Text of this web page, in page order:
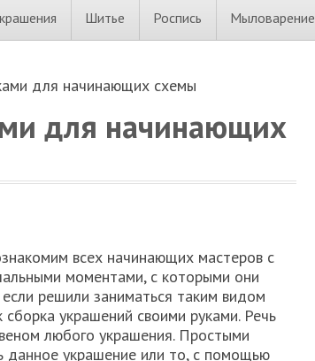
Шитье Роспись Мыловарение
для начинающих схемы
для начинающих
всех начинающих мастеров с
моментами, с которыми они
если решили заниматься таким видом
сборка украшений своими руками. Речь
любого украшения. Простыми
данное украшение или то, с помощью